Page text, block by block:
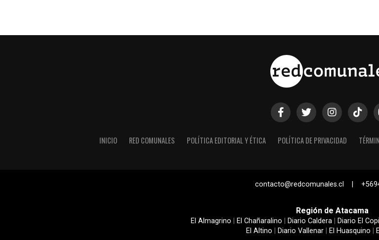
INICIO RED COMUNALES POLÍTICA EDITORIAL Y ÉTICA POLÍTICA DE PRIVACIDAD
contacto@redcomunales.cl |
Región de Atacama
El Almagrino El Chañaralino Diario Caldera Diario El
El Altino
Diario Vallenar El Huasquino